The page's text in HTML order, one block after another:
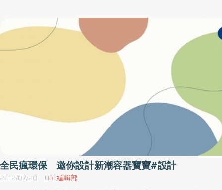
容易迷路、走失，以及在欠缺判斷下誤闖高速公路或快速道路，並
陷於危險的環境而不自知，呼籲政府應正視人口老化失智問題，改
路設計，防止誤闖事件再發生。近幾年失智患者誤闖國道事件頻傳
車或步行上國道或快速道路，甚至出口入口匝道不分，逆向行駛，
上的隱憂。失智人口持續攀升 政府應正視根據台灣失智症協會統
年底台灣總失智人口逾23萬人，未來還會繼續攀升，政府當局必
智長者的交通安全，並且廣邀失智症相關專家研擬策略，參考國外
出具體有效的道路安全措施。
全民瘋環保 邀你設計新潮容器寶寶#設計
2012/07/20 Uho編輯部